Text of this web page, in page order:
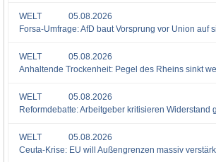
WELT
05.08.2026
Forsa-Umfrage: AfD baut Vorsprung vor Union
WELT
05.08.2026
Anhaltende Trockenheit: Pegel des Rheins sinkt
WELT
05.08.2026
Reformdebatte: Arbeitgeber kritisieren Widerstand
WELT
05.08.2026
Ceuta-Krise: EU will Außengrenzen massiv